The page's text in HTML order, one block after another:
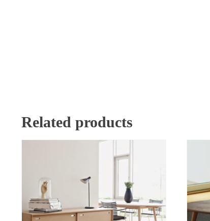
Related products